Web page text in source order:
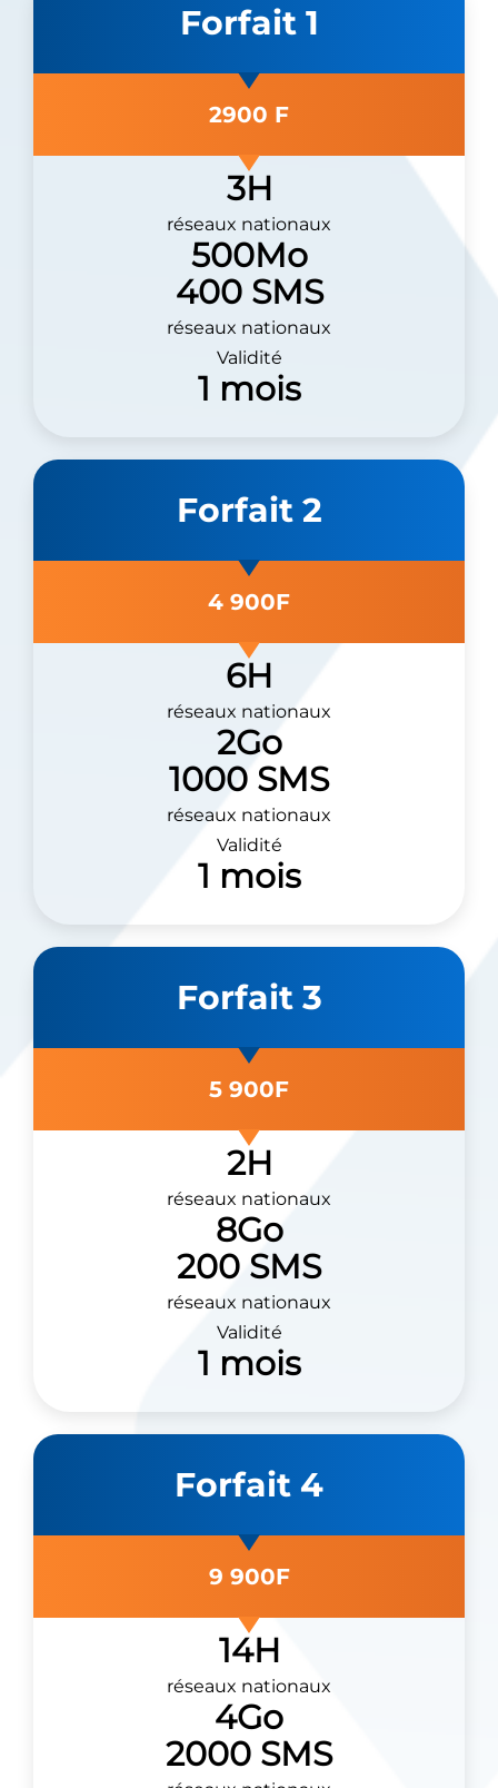
Forfait 1
2900 F
3H
réseaux nationaux
500Mo
400 SMS
réseaux nationaux
Validité
1 mois
Forfait 2
4 900F
6H
réseaux nationaux
2Go
1000 SMS
réseaux nationaux
Validité
1 mois
Forfait 3
5 900F
2H
réseaux nationaux
8Go
200 SMS
réseaux nationaux
Validité
1 mois
Forfait 4
9 900F
14H
réseaux nationaux
4Go
2000 SMS